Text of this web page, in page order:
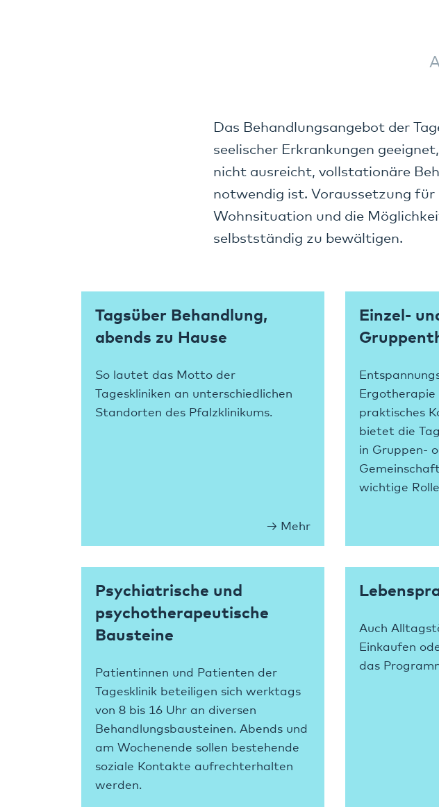
Das Behandlungsangebot der
seelischer Erkrankungen
nicht ausreicht, vollstationäre
notwendig ist. Voraussetzung für
Wohnsituation und die
selbstständig zu bewältigen.
Tagsüber Behandlung,
abends zu Hause
So lautet das Motto der
Tageskliniken an unterschiedlichen
Standorten des Pfalzklinikums.
Mehr
Einzel-
Ergotherapie
praktisches
bietet die
in Gruppen-
wichtige
Psychiatrische und
psychotherapeutische
Bausteine
Patientinnen und Patienten der
Tagesklinik beteiligen sich werktags
von 8 bis 16 Uhr an diversen
Behandlungsbausteinen. Abends und
am Wochenende sollen bestehende
soziale Kontakte aufrechterhalten
werden.
Auch
Einkaufen
das